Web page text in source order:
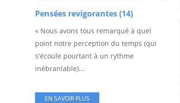
Pensées revigorantes (14)
« Nous avons tous remarqué à quel
point notre perception du temps (qui
s'écoule pourtant à un rythme
inébranlable)...
EN SAVOIR PLUS